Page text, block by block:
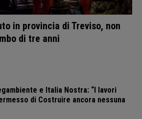
in provincia di Treviso, non
di tre anni
e Italia Nostra: “I lavori
di Costruire ancora nessuna